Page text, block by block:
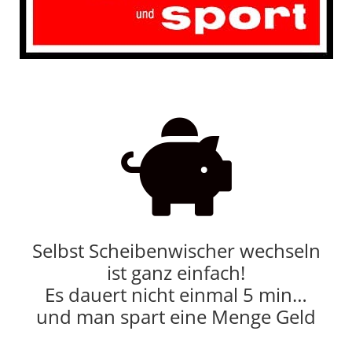

Selbst Scheibenwischer wechseln
ist ganz einfach!
Es dauert nicht einmal 5 min…
und man spart eine Menge Geld